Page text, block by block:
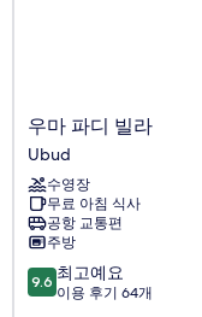
우
마
파
디
빌
라
Ubud
우마 파디 빌라
Ubud
수영장
무료 아침 식사
공항 교통편
주방
10
점
9.6 최고예요
이용 후기 64개